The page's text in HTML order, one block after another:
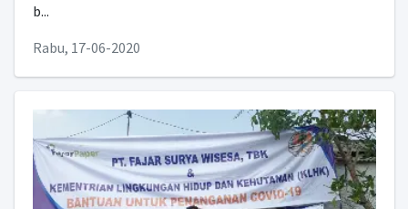
b...
Rabu, 17-06-2020